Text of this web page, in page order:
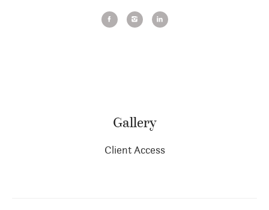
Gallery
Client Access